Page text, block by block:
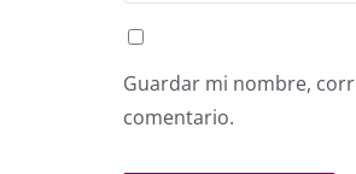
Guardar mi nombre,
comentario.